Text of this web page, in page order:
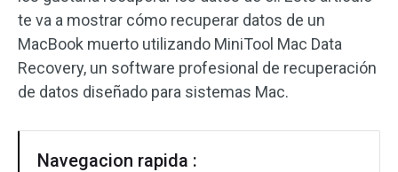
te va a mostrar cómo recuperar datos de un
MacBook muerto utilizando MiniTool Mac Data
Recovery, un software profesional de recuperación
de datos diseñado para sistemas Mac.
Navegacion rapida :